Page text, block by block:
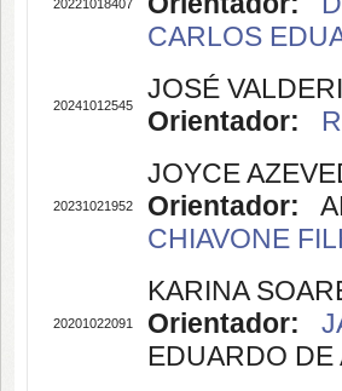
20221018407
CARLOS
20241012545
JOSÉ
Orientador:
20231021952
JOYCE
Orientador:
CHIAVONE
20201022091
KARINA
Orientador:
EDUARDO